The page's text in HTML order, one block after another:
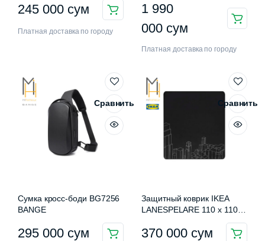
245 000 сум
Платная доставка по городу
1 990
000 сум
Платная доставка по городу
Сравнить
Сумка кросс-боди BG7256
BANGE
295 000 сум
Сравнить
Защитный коврик IKEA
LANESPELARE 110 x 110
370 000 сум